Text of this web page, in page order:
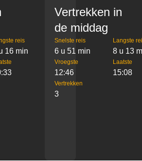
reis
16 min
Vertrekken in
de middag
Snelste reis
6 u 51 min
Langste
8 u 13
Vroegste
12:46
Laatste
15:08
Vertrekken
3